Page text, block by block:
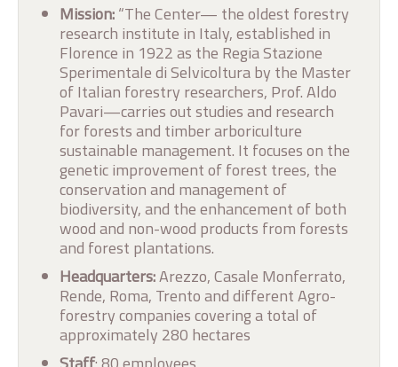
Mission:“The Center— the oldest forestry
research institute in Italy, established in
Florence in 1922 as the Regia Stazione
Sperimentale di Selvicoltura by the Master
of Italian forestry researchers, Prof. Aldo
Pavari—carries out studies and research
for forests and timber arboriculture
sustainable management. It focuses on the
genetic improvement of forest trees, the
conservation and management of
biodiversity, and the enhancement of both
wood and non-wood products from forests
and forest plantations.
Headquarters:Arezzo, Casale Monferrato,
Rende, Roma, Trento and different Agro-
forestry companies covering a total of
approximately 280 hectares